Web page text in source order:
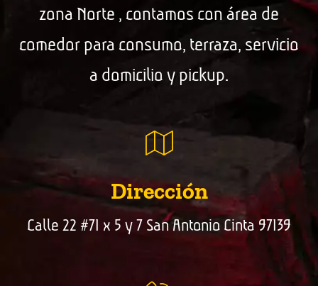
zona Norte , contamos con área de
comedor para consumo, terraza, servicio
a domicilio y pickup.
Dirección
Calle 22 #71 x 5 y 7 San Antonio Cinta 97139